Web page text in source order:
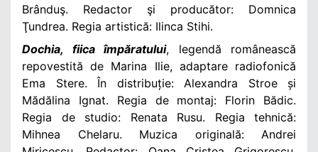
Brânduş. Redactor şi producător: Domnica
Ţundrea. Regia artistică: Ilinca Stihi.
Dochia, fiica împăratului, legendă românească
repovestită de Marina Ilie, adaptare radiofonică
Ema Stere. În distribuție: Alexandra Stroe și
Mădălina Ignat. Regia de montaj: Florin Bădic.
Regia de studio: Renata Rusu. Regia tehnică:
Mihnea Chelaru. Muzica originală: Andrei